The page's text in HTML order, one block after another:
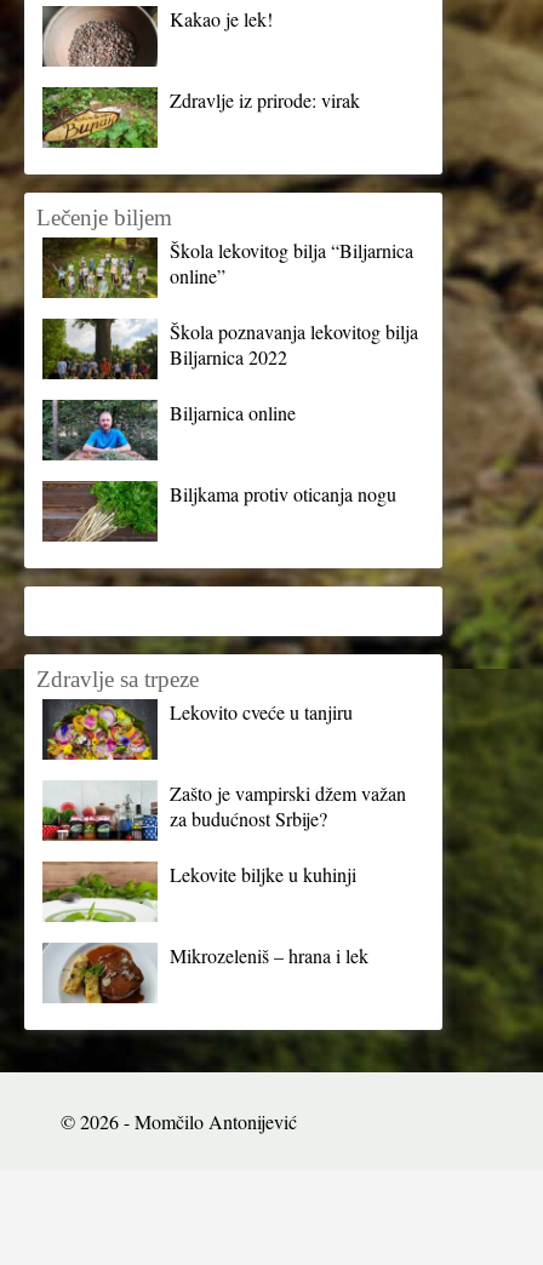
Kakao je lek!
Zdravlje iz prirode: virak
Lečenje biljem
Škola lekovitog bilja “Biljarnica
online”
Škola poznavanja lekovitog bilja
Biljarnica 2022
Biljarnica online
Biljkama protiv oticanja nogu
Zdravlje sa trpeze
Lekovito cveće u tanjiru
Zašto je vampirski džem važan
za budućnost Srbije?
Lekovite biljke u kuhinji
Mikrozeleniš – hrana i lek
© 2026 - Momčilo Antonijević